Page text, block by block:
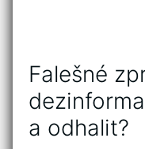
Falešné
a odhalit?